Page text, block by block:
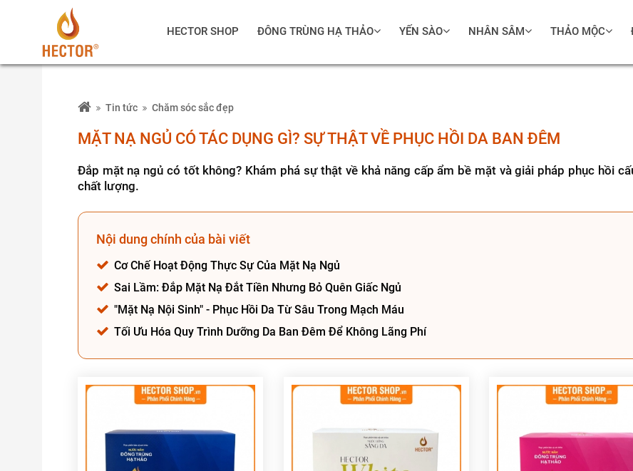
HECTOR SHOP ĐÔNG TRÙNG HẠ THẢO YẾN SÀO NHÂN SÂM THẢO MỘC
Tin tức Chăm sóc sắc đẹp
MẶT NẠ NGỦ CÓ TÁC DỤNG GÌ? SỰ THẬT VỀ PHỤC HỒI DA BAN ĐÊM
Đắp mặt nạ ngủ có tốt không? Khám phá sự thật về khả năng cấp ẩm bề mặt và giải pháp phục hồi
chất lượng.
Nội dung chính của bài viết
Cơ Chế Hoạt Động Thực Sự Của Mặt Nạ Ngủ
Sai Lầm: Đắp Mặt Nạ Đắt Tiền Nhưng Bỏ Quên Giấc Ngủ
"Mặt Nạ Nội Sinh" - Phục Hồi Da Từ Sâu Trong Mạch Máu
Tối Ưu Hóa Quy Trình Dưỡng Da Ban Đêm Để Không Lãng Phí